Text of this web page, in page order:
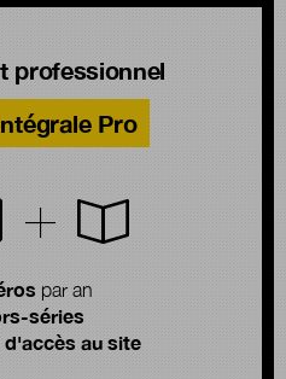
professionnel
Pro
par an
séries
au site